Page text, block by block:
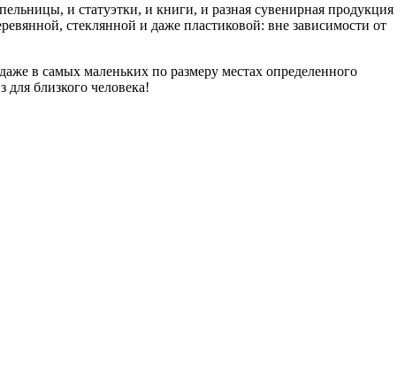
и статуэтки, и книги, и разная сувенирная продукция
стеклянной и даже пластиковой: вне зависимости от
в самых маленьких по размеру местах определенного
близкого человека!